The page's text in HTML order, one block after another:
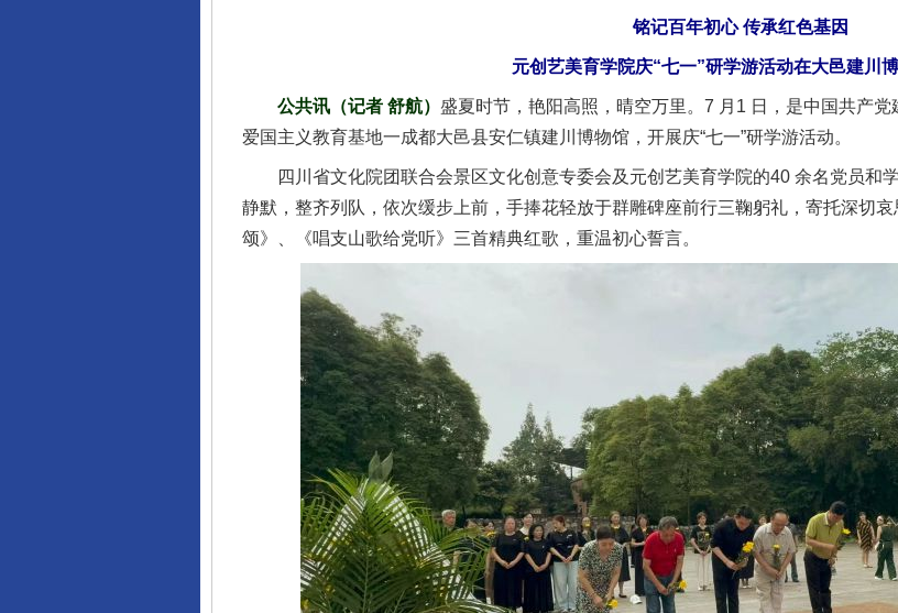
铭记百年初心 传承红色基因
元创艺美育学院庆“七一”研学游活动在大邑建川
公共讯（记者 舒航） 盛夏时节，艳阳高照，晴空万里。7 月1 日，是中国共产
爱国主义教育基地一成都大邑县安仁镇建川博物馆，开展庆“七一”研学游活动。
四川省文化院团联合会景区文化创意专委会及元创艺美育学院的40 余名党员和
静默，整齐列队，依次缓步上前，手捧花轻放于群雕碑座前行三鞠躬礼，寄托深切
颂》、《唱支山歌给党听》三首精典红歌，重温初心誓言。